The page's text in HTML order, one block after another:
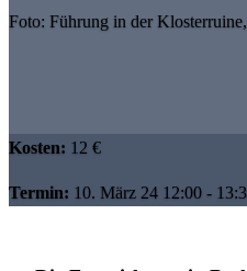
Foto: Führung in der
Kosten: 12 €
Termin: 10. März 24 12:00 -